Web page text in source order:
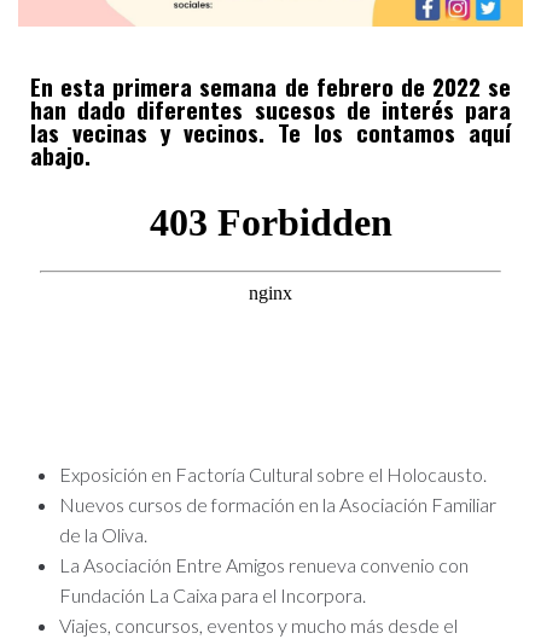
En esta primera semana de febrero de 2022 se
han dado diferentes sucesos de interés para
las vecinas y vecinos. Te los contamos aquí
abajo.
Exposición en Factoría Cultural sobre el Holocausto.
Nuevos cursos de formación en la Asociación Familiar
de la Oliva.
La Asociación Entre Amigos renueva convenio con
Fundación La Caixa para el Incorpora.
Viajes, concursos, eventos y mucho más desde el